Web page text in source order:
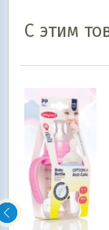
С этим